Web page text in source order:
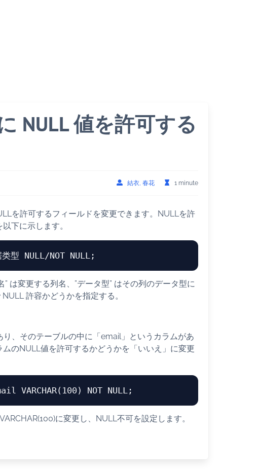
NULL 値を許可する
結衣, 春花 1 minute
を許可するフィールドを変更できます。NULLを許
下に示します。
型 NULL /NOT NULL
は変更する列名、”データ型” はその列のデータ型に
許容かどうかを指定する。
、そのテーブルの中に「email」というカラムがあ
のNULL値を許可するかどうかを「いいえ」に変更
VARCHAR( 100 ) NOT NULL
に変更し、NULL不可を設定します。